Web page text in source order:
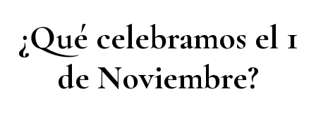
¿Qué celebramos el 1
de Noviembre?